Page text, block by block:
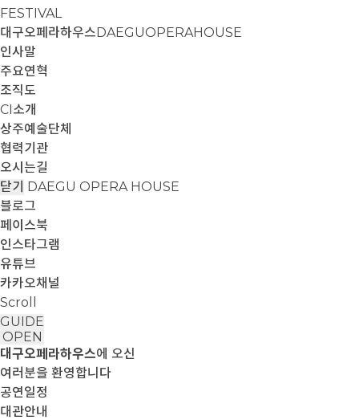
FESTIVAL
대구오페라하우스DAEGUOPERAHOUSE
인사말
주요연혁
조직도
CI소개
상주예술단체
협력기관
오시는길
닫기 DAEGU OPERA HOUSE
블로그
페이스북
인스타그램
유튜브
카카오채널
Scroll
GUIDE
OPEN
대구오페라하우스에 오신
여러분을 환영합니다
공연일정
대관안내